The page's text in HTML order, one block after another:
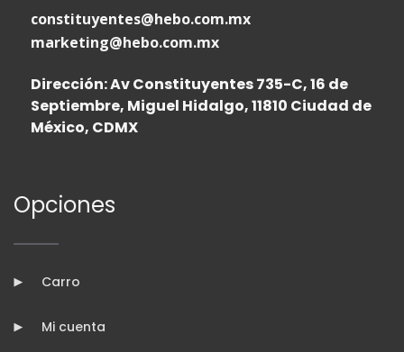
constituyentes@hebo.com.mx
marketing@hebo.com.mx
Dirección: Av Constituyentes 735-C, 16 de
Septiembre, Miguel Hidalgo, 11810 Ciudad de
México, CDMX
Opciones
Carro
Mi cuenta